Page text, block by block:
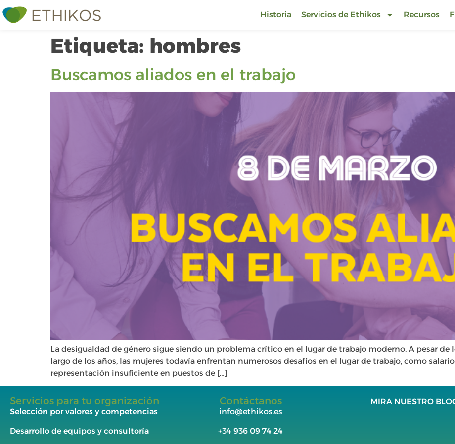
Historia Servicios de Ethikos Recursos
Etiqueta: hombres
Buscamos aliados en el trabajo
La desigualdad de género sigue siendo un problema crítico en el lugar de trabajo moderno. A pesar de
largo de los años, las mujeres todavía enfrentan numerosos desafíos en el lugar de trabajo, como
representación insuficiente en puestos de […]
Servicios para tu organización
Selección por valores y competencias
Desarrollo de equipos y consultoría
Contáctanos
info@ethikos.es
+34 936 09 74 24
MIRA NUESTRO